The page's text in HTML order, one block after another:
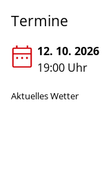
Aktuelles Wetter
Termine
12. 10. 2026
19:00 Uhr